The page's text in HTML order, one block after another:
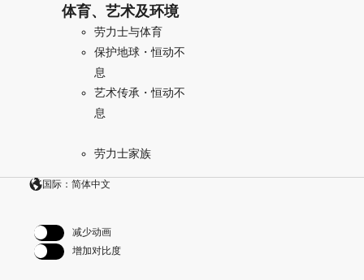
体育、艺术及环境
劳力士与体育
保护地球・恒动不
息
艺术传承・恒动不
息
劳力士家族
国际：简体中文
减少动画
增加对比度